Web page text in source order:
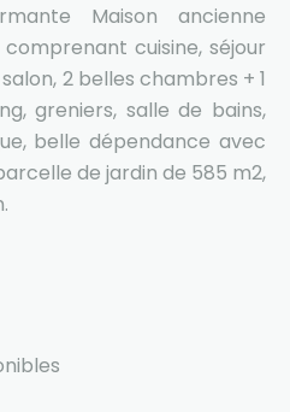
Maison ancienne
comprenant cuisine, séjour
2 belles chambres + 1
greniers, salle de bains,
belle dépendance avec
de jardin de 585 m2,